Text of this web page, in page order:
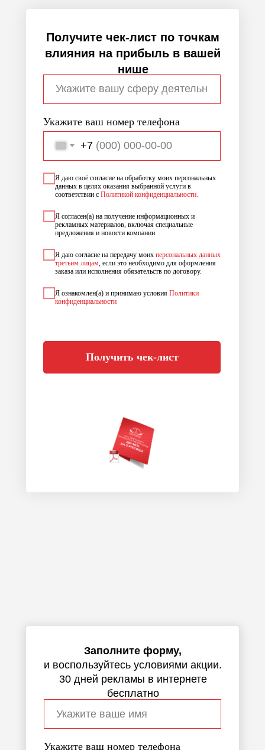
Укажите ваш номер телефона
+7
Я даю своё согласие на обработку моих персональных
данных в целях оказания выбранной услуги в
соответствии с Политикой конфиденциальности.
Я согласен(а) на получение информационных и
рекламных материалов, включая специальные
предложения и новости компании.
Я даю согласие на передачу моих персональных данных
третьим лицам, если это необходимо для оформления
заказа или исполнения обязательств по договору.
Я ознакомлен(а) и принимаю условия Политики
конфиденциальности
Получить чек-лист
Получите чек-лист по точкам
влияния на прибыль в вашей
нише
Укажите ваш номер телефона
Заполните форму,
и воспользуйтесь условиями акции.
30 дней рекламы в интернете
бесплатно